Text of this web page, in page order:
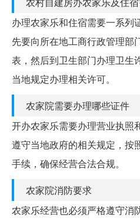
办理农家乐和住宿需要一系列
先要向所在地工商行政管理部
表，然后到卫生部门办理卫生
当地规定办理相关许可。
农家院需要办理哪些证件
开办农家乐需要办理营业执照
遵守当地政府的相关规定，按
手续，确保经营合法合规。
农家院消防要求
农家乐经营也必须严格遵守消